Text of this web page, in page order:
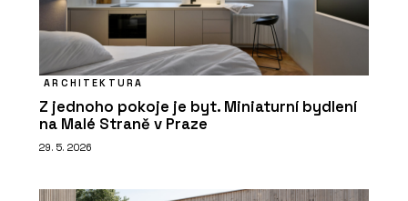
ARCHITEKTURA
Z jednoho pokoje je byt. Miniaturní bydlení
na Malé Straně v Praze
29. 5. 2026